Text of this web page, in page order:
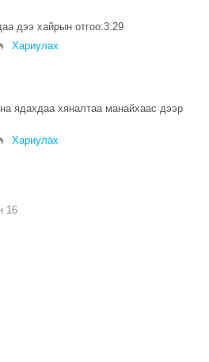
дээ хайрын отгоо:3:29
Хариулах
ядахдаа хяналтаа манайхаас дээр
Хариулах
16